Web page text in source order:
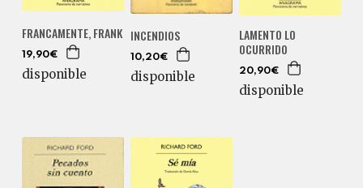
FRANCAMENTE, FRANK
19,90€
disponible
INCENDIOS
10,20€
disponible
LAMENTO LO
OCURRIDO
20,90€
disponible